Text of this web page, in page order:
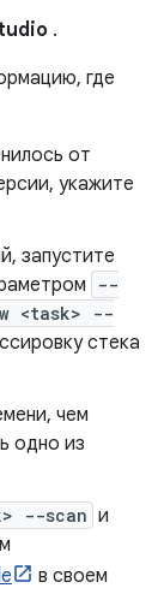
.
где
от
укажите
запустите
--
<task> --
стека
чем
одно из
--scan и
в своем